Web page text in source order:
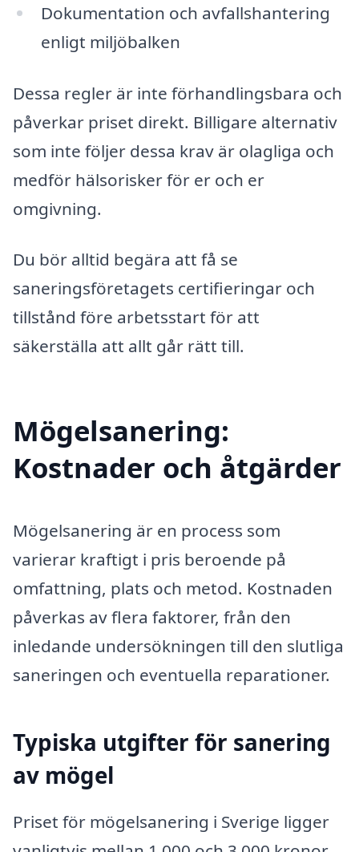
Dokumentation och avfallshantering
enligt miljöbalken
Dessa regler är inte förhandlingsbara och
påverkar priset direkt. Billigare alternativ
som inte följer dessa krav är olagliga och
medför hälsorisker för er och er
omgivning.
Du bör alltid begära att få se
saneringsföretagets certifieringar och
tillstånd före arbetsstart för att
säkerställa att allt går rätt till.
Mögelsanering:
Kostnader och åtgärder
Mögelsanering är en process som
varierar kraftigt i pris beroende på
omfattning, plats och metod. Kostnaden
påverkas av flera faktorer, från den
inledande undersökningen till den slutliga
saneringen och eventuella reparationer.
Typiska utgifter för sanering
av mögel
Priset för mögelsanering i Sverige ligger